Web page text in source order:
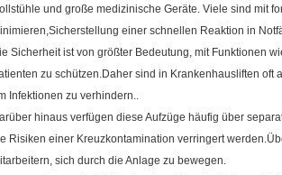
und große medizinische Geräte. Viele sind mit
einer schnellen Reaktion in
Sicherheit ist von größter Bedeutung, mit Funktionen
zu schützen.Daher sind in Krankenhausliften
Infektionen zu verhindern..
hinaus verfügen diese Aufzüge häufig über
Risiken einer Kreuzkontamination verringert
sich durch die Anlage zu bewegen.